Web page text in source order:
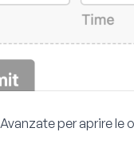
Avanzateper aprire le